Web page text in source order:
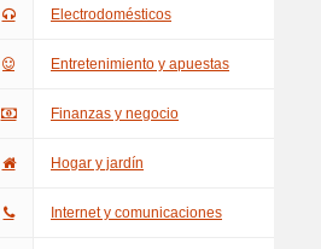
Electrodomésticos
Entretenimiento y apuestas
Finanzas y negocio
Hogar y jardín
Internet y comunicaciones